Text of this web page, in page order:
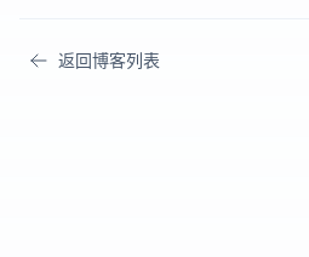
返回博客列表